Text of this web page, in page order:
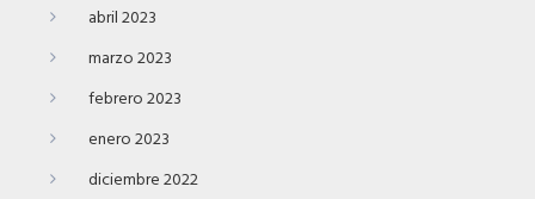
abril 2023
marzo 2023
febrero 2023
enero 2023
diciembre 2022